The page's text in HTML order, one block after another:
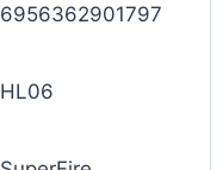
6956362901797
HL06